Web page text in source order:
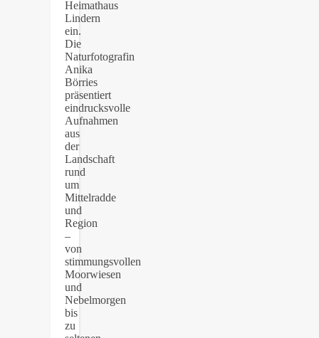
Heimathaus
Lindern
ein.
Die
Naturfotografin
Anika
Börries
präsentiert
eindrucksvolle
Aufnahmen
aus
der
Landschaft
rund
um
Mittelradde
und
Region
–
von
stimmungsvollen
Moorwiesen
und
Nebelmorgen
bis
zu